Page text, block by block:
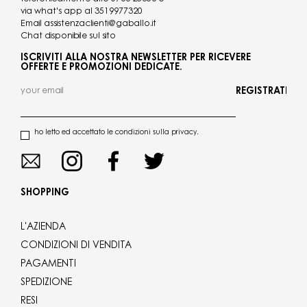
via what's app al 3519977320
Email assistenzaclienti@gaballo.it
Chat disponibile sul sito
ISCRIVITI ALLA NOSTRA NEWSLETTER PER RICEVERE
OFFERTE E PROMOZIONI DEDICATE.
ho letto ed accettato le condizioni sulla privacy.
REGISTRATI
SHOPPING
L'AZIENDA
CONDIZIONI DI VENDITA
PAGAMENTI
SPEDIZIONE
RESI